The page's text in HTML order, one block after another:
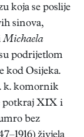
koja se poslije
sinova,
Michaela
podrijetlom
kod Osijeka.
k. komornik
potkraj XIX i
bez